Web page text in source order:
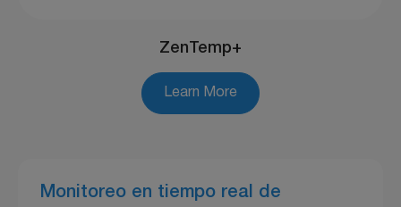
ZenTemp+
Learn More
Monitoreo en tiempo real de